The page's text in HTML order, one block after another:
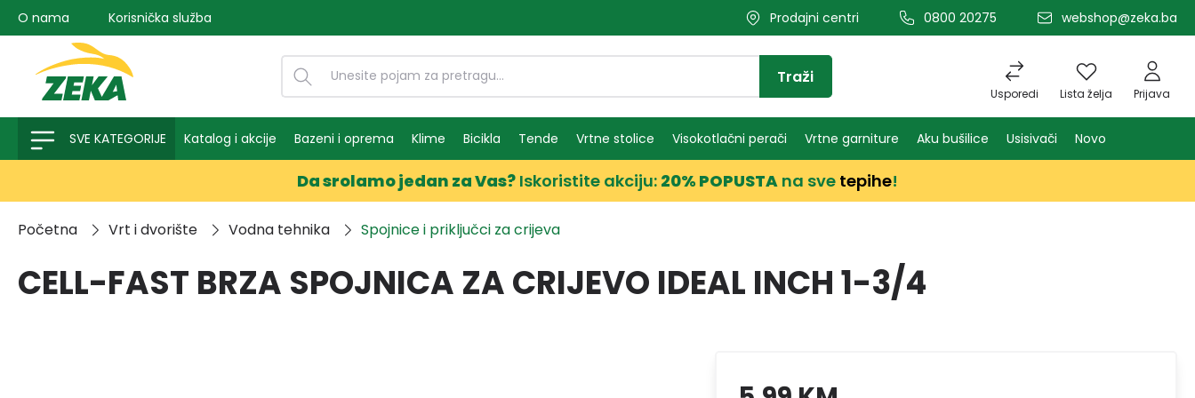
pretragu Preskoči na glavnu navigaciju
O nama Korisnička služba Prodajni centri 0800 20275 webshop@zeka.ba
Usporedi Lista želja Prijava
Traži
SVE KATEGORIJE Katalog i akcije Bazeni i oprema Klime Bicikla Tende Vrtne stolice Visokotlačni perači Vrtne garniture Aku bušilice Usisivači Novo
Da srolamo jedan za Vas? Iskoristite akciju: 20% POPUSTA na sve tepihe!
Početna Vrt i dvorište Vodna tehnika Spojnice i priključci za crijeva
CELL-FAST BRZA SPOJNICA ZA CRIJEVO IDEAL INCH 1-3/4